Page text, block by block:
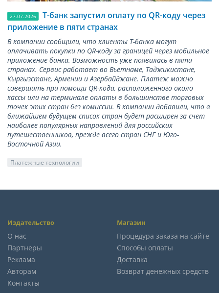
27.07.2026
Т-банк запустил оплату по QR-коду через
приложение в пяти странах
В компании сообщили, что клиенты Т-банка могут
оплачивать покупки по QR-коду за границей через мобильное
приложение банка. Возможность уже появилась в пяти
странах. Сервис работает во Вьетнаме, Таджикистане,
Кыргызстане, Армении и Азербайджане. Платеж можно
совершить при помощи QR-кода, расположенного около
кассы или на терминале оплаты в большинстве торговых
точек этих стран без комиссии. В компании добавили, что в
ближайшем будущем список стран будет расширен за счет
наиболее популярных направлений для российских
путешественников, прежде всего стран СНГ и Юго-
Восточной Азии.
Платежные технологии
Издательство
О нас
Партнеры
Реклама
Авторам
Контакты
Магазин
Процедура заказа на сайте
Способы оплаты
Доставка
Возврат денежных средств